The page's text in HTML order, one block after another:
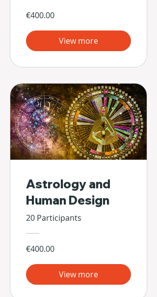
€400.00
View more
Astrology and
Human Design
20 Participants
€400.00
View more